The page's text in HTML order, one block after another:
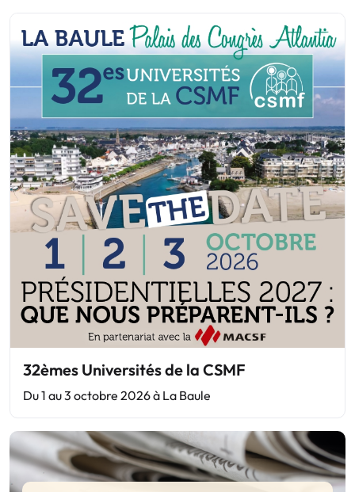
32èmes Universités de la CSMF
Du 1 au 3 octobre 2026 à La Baule